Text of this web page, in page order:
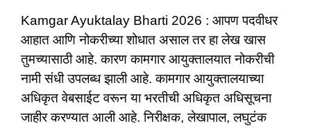
Kamgar Ayuktalay Bharti 2026 : आपण पदवीधर
आहात आणि नोकरीच्या शोधात असाल तर हा लेख खास
तुमच्यासाठी आहे. कारण कामगार आयुक्तालयात नोकरीची
नामी संधी उपलब्ध झाली आहे. कामगार आयुक्तालयाच्या
अधिकृत वेबसाईट वरून या भरतीची अधिकृत अधिसूचना
जाहीर करण्यात आली आहे. निरीक्षक, लेखापाल, लघुटंक